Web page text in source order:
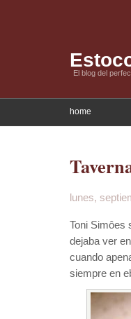
El blog del
home
lunes,
Toni Simôes
dejaba ver
cuando
siempre en